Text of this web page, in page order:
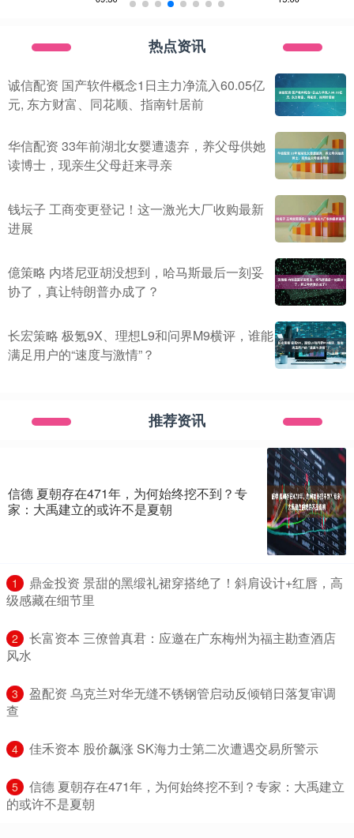
热点资讯
诚信配资 国产软件概念1日主力净流入60.05亿
元, 东方财富、同花顺、指南针居前
华信配资 33年前湖北女婴遭遗弃，养父母供她
读博士，现亲生父母赶来寻亲
钱坛子 工商变更登记！这一激光大厂收购最新
进展
億策略 内塔尼亚胡没想到，哈马斯最后一刻妥
协了，真让特朗普办成了？
长宏策略 极氪9X、理想L9和问界M9横评，谁能
满足用户的“速度与激情”？
推荐资讯
信德 夏朝存在471年，为何始终挖不到？专
家：大禹建立的或许不是夏朝
1
​鼎金投资 景甜的黑缎礼裙穿搭绝了！斜肩设计+红唇，高
级感藏在细节里
2
​长富资本 三僚曾真君：应邀在广东梅州为福主勘查酒店
风水
3
​盈配资 乌克兰对华无缝不锈钢管启动反倾销日落复审调
查
4 ​佳禾资本 股价飙涨 SK海力士第二次遭遇交易所警示
5
​信德 夏朝存在471年，为何始终挖不到？专家：大禹建立
的或许不是夏朝